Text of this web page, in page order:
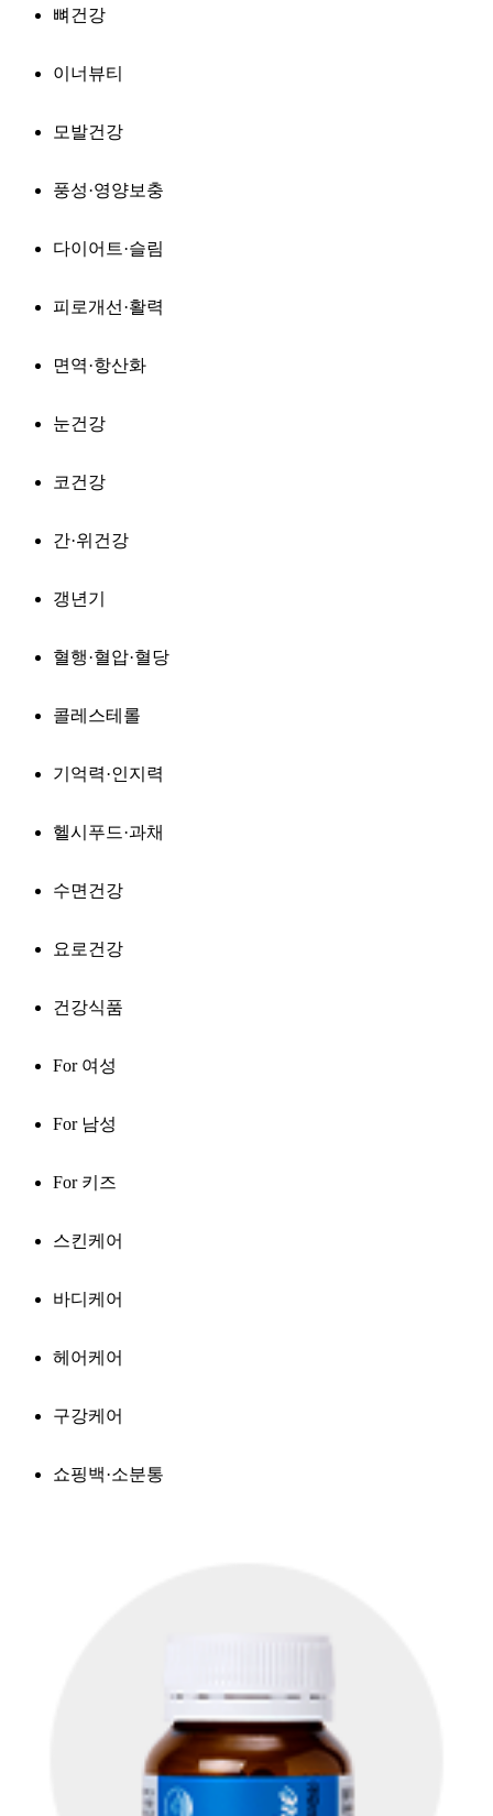
뼈건강
이너뷰티
모발건강
풍성·영양보충
다이어트·슬림
피로개선·활력
면역·항산화
눈건강
코건강
간·위건강
갱년기
혈행·혈압·혈당
콜레스테롤
기억력·인지력
헬시푸드·과채
수면건강
요로건강
건강식품
For 여성
For 남성
For 키즈
스킨케어
바디케어
헤어케어
구강케어
쇼핑백·소분통